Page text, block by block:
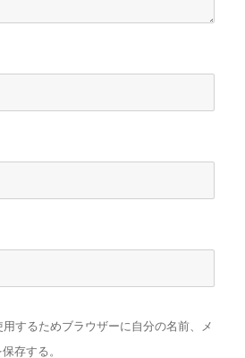
するためブラウザーに自分の名前、メ
存する。